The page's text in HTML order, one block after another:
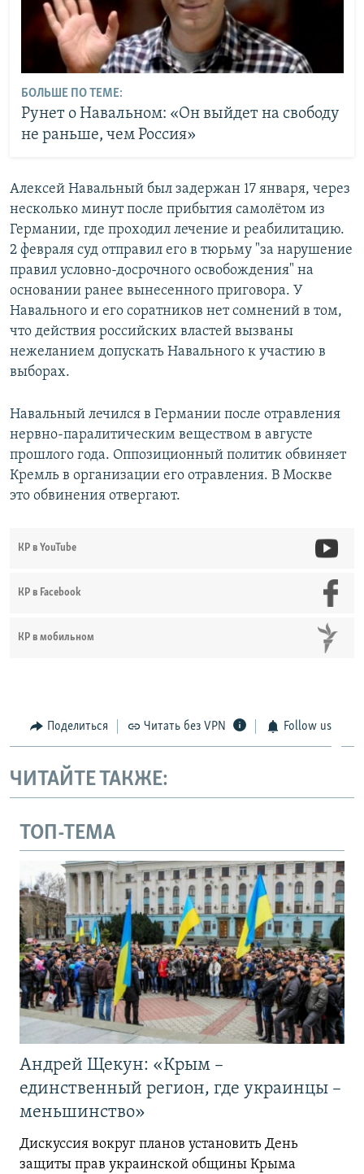
БОЛЬШЕ ПО ТЕМЕ:
Рунет о Навальном: «Он выйдет на свободу
не раньше, чем Россия»
Алексей Навальный был задержан 17 января, через
несколько минут после прибытия самолётом из
Германии, где проходил лечение и реабилитацию.
2 февраля суд отправил его в тюрьму "за нарушение
правил условно-досрочного освобождения" на
основании ранее вынесенного приговора. У
Навального и его соратников нет сомнений в том,
что действия российских властей вызваны
нежеланием допускать Навального к участию в
выборах.
Навальный лечился в Германии после отравления
нервно-паралитическим веществом в августе
прошлого года. Оппозиционный политик обвиняет
Кремль в организации его отравления. В Москве
это обвинения отвергают.
КР в YouTube
КР в Facebook
КР в мобильном
Поделиться Читать без VPN Follow us
ЧИТАЙТЕ ТАКЖЕ:
ТОП-ТЕМА
Андрей Щекун: «Крым –
единственный регион, где украинцы –
меньшинство»
Дискуссия вокруг планов установить День
защиты прав украинской общины Крыма